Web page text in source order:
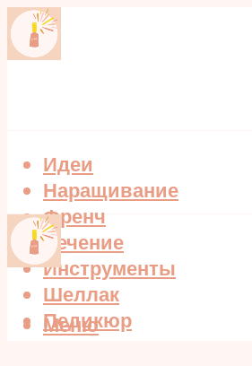
Идеи
Наращивание
Френч
Лечение
Инструменты
Шеллак
Педикюр
Меню